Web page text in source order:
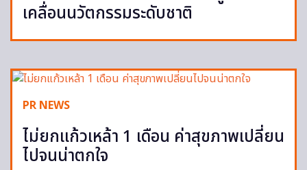
เคลื่อนนวัตกรรมระดับชาติ
PR NEWS
ไม่ยกแก้วเหล้า 1 เดือน ค่าสุขภาพเปลี่ยน
ไปจนน่าตกใจ